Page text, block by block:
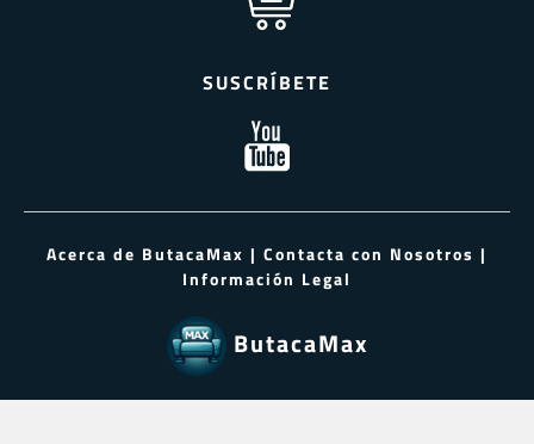
SUSCRÍBETE
Acerca de ButacaMax | Contacta con Nosotros |
Información Legal
ButacaMax